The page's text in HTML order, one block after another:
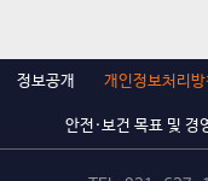
정보공개 개인정보처리방
안전·보건 목표 및 경